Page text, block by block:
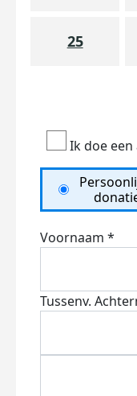
25
Ik doe
Voornaam *
Tussenv.